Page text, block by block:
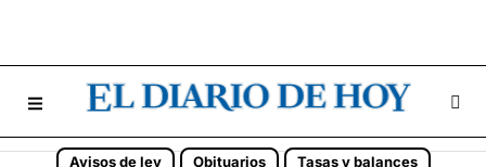
Avisos de ley Obituarios Tasas y balances